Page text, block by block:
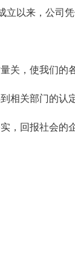
来，公司
，使我们的
相关部门的认
回报社会的